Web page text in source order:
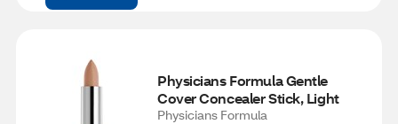
Physicians Formula Gentle
Cover Concealer Stick, Light
Physicians Formula